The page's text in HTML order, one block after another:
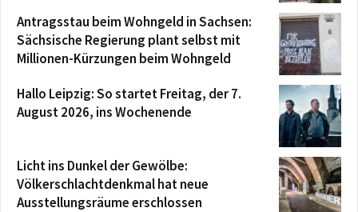
Antragsstau beim Wohngeld in Sachsen:
Sächsische Regierung plant selbst mit
Millionen-Kürzungen beim Wohngeld
Hallo Leipzig: So startet Freitag, der 7.
August 2026, ins Wochenende
Licht ins Dunkel der Gewölbe:
Völkerschlachtdenkmal hat neue
Ausstellungsräume erschlossen